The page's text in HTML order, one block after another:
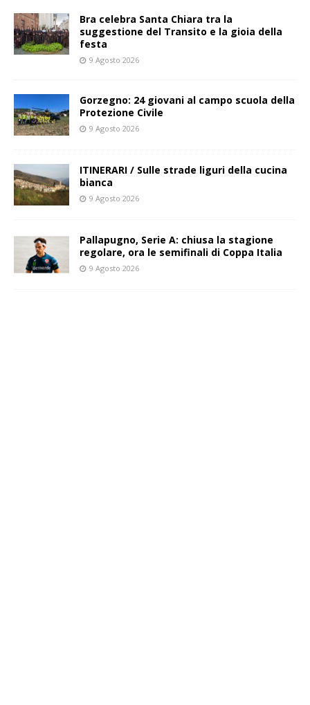
Bra celebra Santa Chiara tra la
suggestione del Transito e la gioia della
festa
9 Agosto 2026
Gorzegno: 24 giovani al campo scuola della
Protezione Civile
9 Agosto 2026
ITINERARI / Sulle strade liguri della cucina
bianca
9 Agosto 2026
Pallapugno, Serie A: chiusa la stagione
regolare, ora le semifinali di Coppa Italia
9 Agosto 2026